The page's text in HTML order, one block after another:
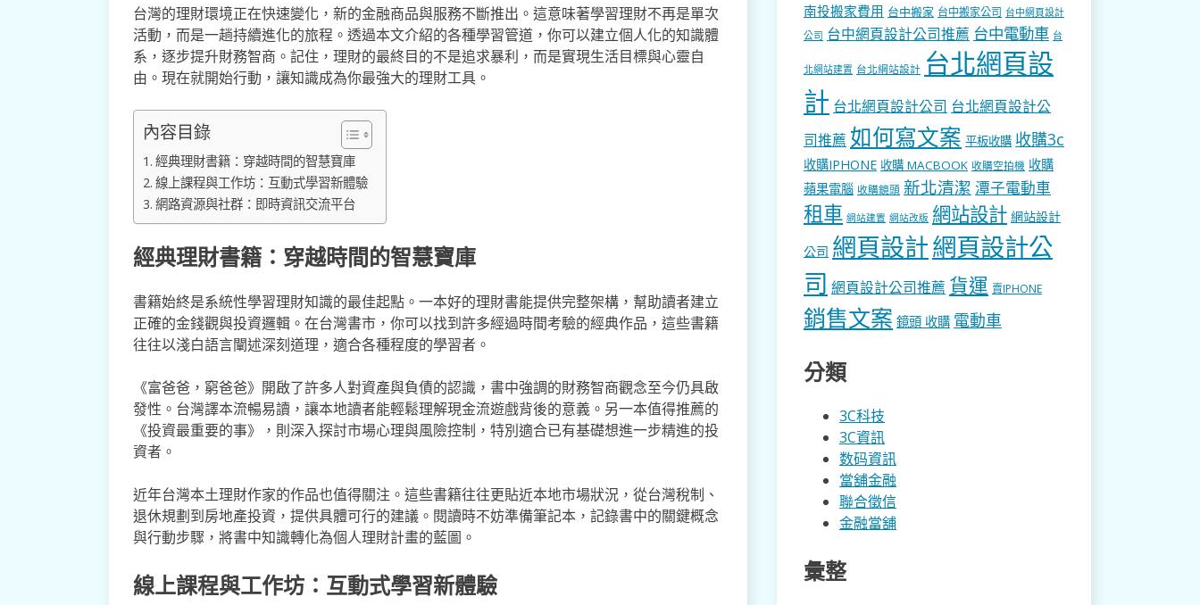
台灣的理財環境正在快速變化，新的金融商品與服務不斷推出。這意味著學習理財不再是單次
活動，而是一趟持續進化的旅程。透過本文介紹的各種學習管道，你可以建立個人化的知識體
系，逐步提升財務智商。記住，理財的最終目的不是追求暴利，而是實現生活目標與心靈自
由。現在就開始行動，讓知識成為你最強大的理財工具。
內容目錄
經典理財書籍：穿越時間的智慧寶庫
線上課程與工作坊：互動式學習新體驗
網路資源與社群：即時資訊交流平台
經典理財書籍：穿越時間的智慧寶庫
書籍始終是系統性學習理財知識的最佳起點。一本好的理財書能提供完整架構，幫助讀者建立
正確的金錢觀與投資邏輯。在台灣書市，你可以找到許多經過時間考驗的經典作品，這些書籍
往往以淺白語言闡述深刻道理，適合各種程度的學習者。
《富爸爸，窮爸爸》開啟了許多人對資產與負債的認識，書中強調的財務智商觀念至今仍具啟
發性。台灣譯本流暢易讀，讓本地讀者能輕鬆理解現金流遊戲背後的意義。另一本值得推薦的
《投資最重要的事》，則深入探討市場心理與風險控制，特別適合已有基礎想進一步精進的投
資者。
近年台灣本土理財作家的作品也值得關注。這些書籍往往更貼近本地市場狀況，從台灣稅制、
退休規劃到房地產投資，提供具體可行的建議。閱讀時不妨準備筆記本，記錄書中的關鍵概念
與行動步驟，將書中知識轉化為個人理財計畫的藍圖。
線上課程與工作坊：互動式學習新體驗
南投搬家費用 台中搬家 台中搬家公司 台中網頁設計
公司 台中網頁設計公司推薦 台中電動車 台
北網站建置 台北網站設計 台北網頁設
計 台北網頁設計公司 台北網頁設計公
司推薦 如何寫文案 平板收購 收購3c
收購IPHONE 收購 MACBOOK 收購空拍機 收購
蘋果電腦 收購鏡頭 新北清潔 潭子電動車
租車 網站建置 網站改版 網站設計 網站設計
公司 網頁設計網頁設計公
司 網頁設計公司推薦 貨運 賣IPHONE
銷售文案 鏡頭 收購 電動車
分類
3C科技
3C資訊
数码資訊
當舖金融
聯合徵信
金融當舖
彙整